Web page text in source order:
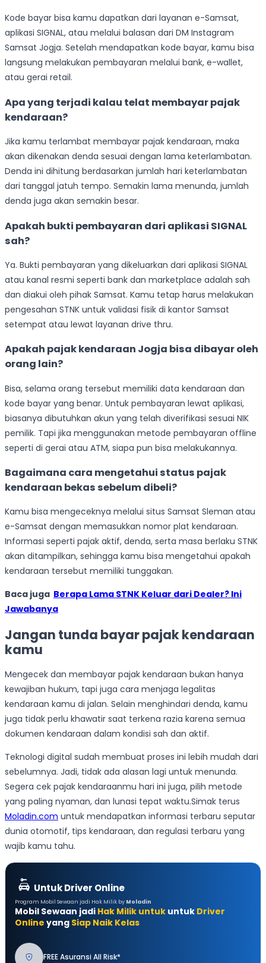
Kode bayar bisa kamu dapatkan dari layanan e-Samsat,
aplikasi SIGNAL, atau melalui balasan dari DM Instagram
Samsat Jogja. Setelah mendapatkan kode bayar, kamu bisa
langsung melakukan pembayaran melalui bank, e-wallet,
atau gerai retail.
Apa yang terjadi kalau telat membayar pajak
kendaraan?
Jika kamu terlambat membayar pajak kendaraan, maka
akan dikenakan denda sesuai dengan lama keterlambatan.
Denda ini dihitung berdasarkan jumlah hari keterlambatan
dari tanggal jatuh tempo. Semakin lama menunda, jumlah
denda juga akan semakin besar.
Apakah bukti pembayaran dari aplikasi SIGNAL
sah?
Ya. Bukti pembayaran yang dikeluarkan dari aplikasi SIGNAL
atau kanal resmi seperti bank dan marketplace adalah sah
dan diakui oleh pihak Samsat. Kamu tetap harus melakukan
pengesahan STNK untuk validasi fisik di kantor Samsat
setempat atau lewat layanan drive thru.
Apakah pajak kendaraan Jogja bisa dibayar oleh
orang lain?
Bisa, selama orang tersebut memiliki data kendaraan dan
kode bayar yang benar. Untuk pembayaran lewat aplikasi,
biasanya dibutuhkan akun yang telah diverifikasi sesuai NIK
pemilik. Tapi jika menggunakan metode pembayaran offline
seperti di gerai atau ATM, siapa pun bisa melakukannya.
Bagaimana cara mengetahui status pajak
kendaraan bekas sebelum dibeli?
Kamu bisa mengeceknya melalui situs Samsat Sleman atau
e-Samsat dengan memasukkan nomor plat kendaraan.
Informasi seperti pajak aktif, denda, serta masa berlaku STNK
akan ditampilkan, sehingga kamu bisa mengetahui apakah
kendaraan tersebut memiliki tunggakan.
Baca juga Berapa Lama STNK Keluar dari Dealer? Ini
Jawabanya
Jangan tunda bayar pajak kendaraan
kamu
Mengecek dan membayar pajak kendaraan bukan hanya
kewajiban hukum, tapi juga cara menjaga legalitas
kendaraan kamu di jalan. Selain menghindari denda, kamu
juga tidak perlu khawatir saat terkena razia karena semua
dokumen kendaraan dalam kondisi sah dan aktif.
Teknologi digital sudah membuat proses ini lebih mudah dari
sebelumnya. Jadi, tidak ada alasan lagi untuk menunda.
Segera cek pajak kendaraanmu hari ini juga, pilih metode
yang paling nyaman, dan lunasi tepat waktu.Simak terus
Moladin.com untuk mendapatkan informasi terbaru seputar
dunia otomotif, tips kendaraan, dan regulasi terbaru yang
wajib kamu tahu.
Untuk Driver Online
Program Mobil Sewaan jadi Hak Milik by Moladin
Mobil Sewaan jadi Hak Milik untuk untuk Driver
Online yang Siap Naik Kelas
FREE Asuransi All Risk*